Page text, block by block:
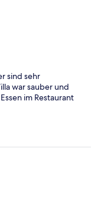
sind sehr
war sauber und
im Restaurant